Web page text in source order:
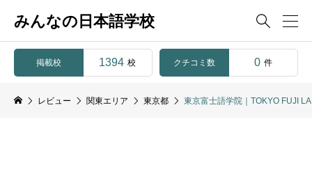
みんなの日本語学校 
掲載校 1394 校 クチコミ数 0 件
レビュー 関東エリア 東京都 東京富士語学院｜TOKYO FUJI